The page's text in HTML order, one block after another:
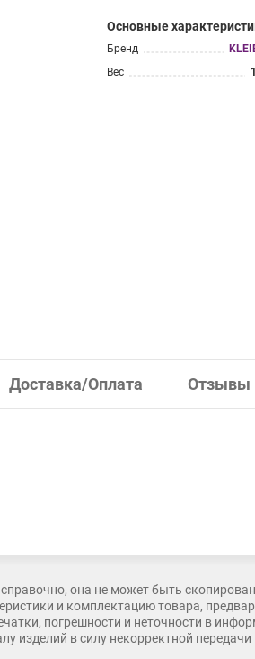
Основные
Бренд
Вес
Доставка/Оплата Отзывы
она не может быть
и комплектацию товара,
погрешности и неточности в
изделий в силу некорректной